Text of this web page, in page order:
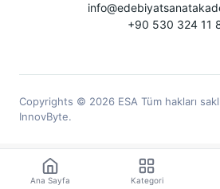
+90 530 324 11
Copyrights © 2026 ESA Tüm hakları
InnovByte.
Ana Sayfa Kategori